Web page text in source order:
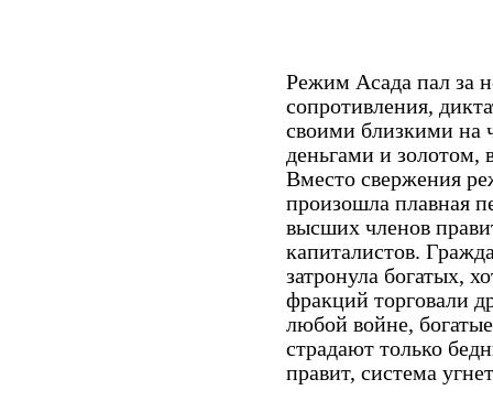
Режим Асада пал за
сопротивления,
своими близкими на
деньгами и
Вместо свержения
произошла плавная
высших членов
капиталистов.
затронула богатых,
фракций торговали
любой войне,
страдают только
правит, система